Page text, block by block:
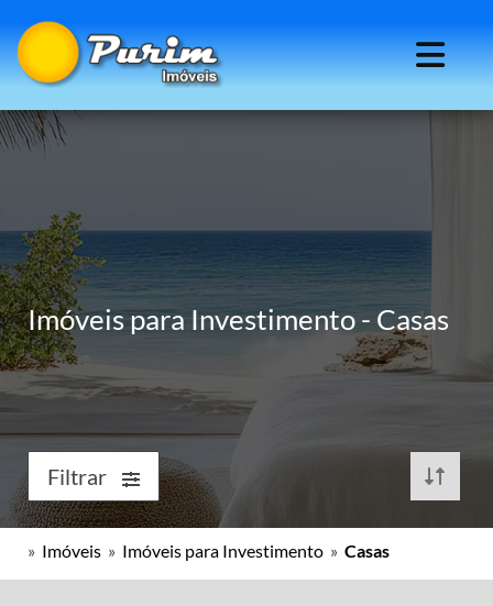
Imóveis para Investimento - Casas
Filtrar
» Imóveis » Imóveis para Investimento » Casas